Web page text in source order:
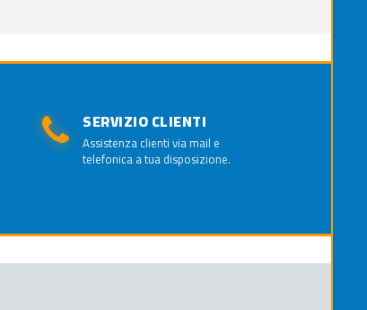
SERVIZIO CLIENTI
Assistenza clienti via mail e
telefonica a tua disposizione.